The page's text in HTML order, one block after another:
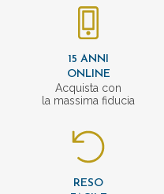
15 ANNI
ONLINE
Acquista con
la massima fiducia
RESO